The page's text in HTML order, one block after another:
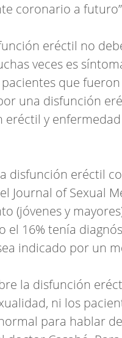
coronario a
eréctil no
veces es
que
una disfunción
y enfermedad
disfunción eréctil
Journal of Sexual
(jóvenes y
16% tenía
indicado por un
la disfunción
ni los
para hablar